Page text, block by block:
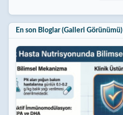
En son Bloglar (Galleri Görünümü)